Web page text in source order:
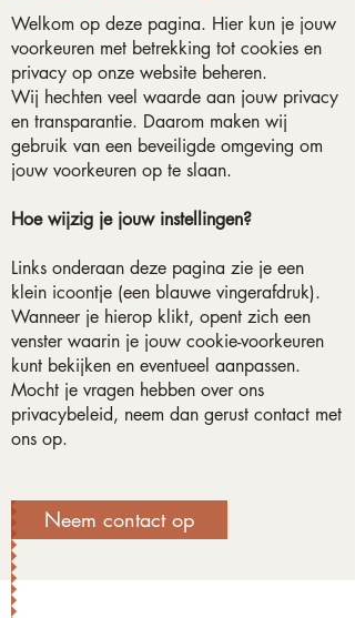
Welkom op deze pagina. Hier kun je jouw
voorkeuren met betrekking tot cookies en
privacy op onze website beheren.
Wij hechten veel waarde aan jouw privacy
en transparantie. Daarom maken wij
gebruik van een beveiligde omgeving om
jouw voorkeuren op te slaan.
Hoe wijzig je jouw instellingen?
Links onderaan deze pagina zie je een
klein icoontje (een blauwe vingerafdruk).
Wanneer je hierop klikt, opent zich een
venster waarin je jouw cookie-voorkeuren
kunt bekijken en eventueel aanpassen.
Mocht je vragen hebben over ons
privacybeleid, neem dan gerust contact met
ons op.
Neem contact op